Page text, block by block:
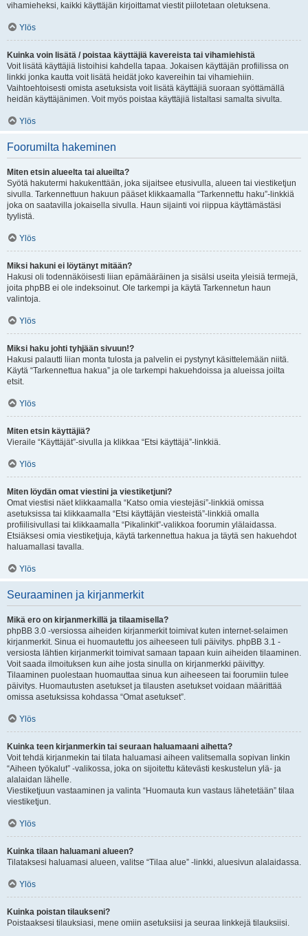
vihamieheksi, kaikki käyttäjän kirjoittamat viestit piilotetaan oletuksena.
Ylös
Kuinka voin lisätä / poistaa käyttäjiä kavereista tai vihamiehistä
Voit lisätä käyttäjiä listoihisi kahdella tapaa. Jokaisen käyttäjän profiilissa on
linkki jonka kautta voit lisätä heidät joko kavereihin tai vihamiehiin.
Vaihtoehtoisesti omista asetuksista voit lisätä käyttäjiä suoraan syöttämällä
heidän käyttäjänimen. Voit myös poistaa käyttäjiä listaltasi samalta sivulta.
Ylös
Foorumilta hakeminen
Miten etsin alueelta tai alueilta?
Syötä hakutermi hakukenttään, joka sijaitsee etusivulla, alueen tai viestiketjun
sivulla. Tarkennettuun hakuun pääset klikkaamalla “Tarkennettu haku”-linkkiä
joka on saatavilla jokaisella sivulla. Haun sijainti voi riippua käyttämästäsi
tyylistä.
Ylös
Miksi hakuni ei löytänyt mitään?
Hakusi oli todennäköisesti liian epämääräinen ja sisälsi useita yleisiä termejä,
joita phpBB ei ole indeksoinut. Ole tarkempi ja käytä Tarkennetun haun
valintoja.
Ylös
Miksi haku johti tyhjään sivuun!?
Hakusi palautti liian monta tulosta ja palvelin ei pystynyt käsittelemään niitä.
Käytä “Tarkennettua hakua” ja ole tarkempi hakuehdoissa ja alueissa joilta
etsit.
Ylös
Miten etsin käyttäjiä?
Vieraile “Käyttäjät”-sivulla ja klikkaa “Etsi käyttäjä”-linkkiä.
Ylös
Miten löydän omat viestini ja viestiketjuni?
Omat viestisi näet klikkaamalla “Katso omia viestejäsi”-linkkiä omissa
asetuksissa tai klikkaamalla “Etsi käyttäjän viesteistä”-linkkiä omalla
profiilisivullasi tai klikkaamalla “Pikalinkit”-valikkoa foorumin ylälaidassa.
Etsiäksesi omia viestiketjuja, käytä tarkennettua hakua ja täytä sen hakuehdot
haluamallasi tavalla.
Ylös
Seuraaminen ja kirjanmerkit
Mikä ero on kirjanmerkillä ja tilaamisella?
phpBB 3.0 -versiossa aiheiden kirjanmerkit toimivat kuten internet-selaimen
kirjanmerkit. Sinua ei huomautettu jos aiheeseen tuli päivitys. phpBB 3.1 -
versiosta lähtien kirjanmerkit toimivat samaan tapaan kuin aiheiden tilaaminen.
Voit saada ilmoituksen kun aihe josta sinulla on kirjanmerkki päivittyy.
Tilaaminen puolestaan huomauttaa sinua kun aiheeseen tai foorumiin tulee
päivitys. Huomautusten asetukset ja tilausten asetukset voidaan määrittää
omissa asetuksissa kohdassa “Omat asetukset”.
Ylös
Kuinka teen kirjanmerkin tai seuraan haluamaani aihetta?
Voit tehdä kirjanmekin tai tilata haluamasi aiheen valitsemalla sopivan linkin
“Aiheen työkalut” -valikossa, joka on sijoitettu kätevästi keskustelun ylä- ja
alalaidan lähelle.
Viestiketjuun vastaaminen ja valinta “Huomauta kun vastaus lähetetään” tilaa
viestiketjun.
Ylös
Kuinka tilaan haluamani alueen?
Tilataksesi haluamasi alueen, valitse “Tilaa alue” -linkki, aluesivun alalaidassa.
Ylös
Kuinka poistan tilaukseni?
Poistaaksesi tilauksiasi, mene omiin asetuksiisi ja seuraa linkkejä tilauksiisi.